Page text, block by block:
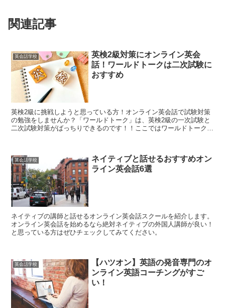
関連記事
英会話学校
英検2級対策にオンライン英会
話！ワールドトークは二次試験に
おすすめ
英検2級に挑戦しようと思っている方！オンライン英会話で試験対策
の勉強をしませんか？「ワールドトーク」は、英検2級の一次試験と
二次試験対策がばっちりできるのです！！ここではワールドトークの
英会話学校
ネイティブと話せるおすすめオン
ライン英会話6選
ネイティブの講師と話せるオンライン英会話スクールを紹介します。
オンライン英会話を始めるなら絶対ネイティブの外国人講師が良い！
と思っている方はぜひチェックしてみてください。
英会話学校
【ハツオン】英語の発音専門のオ
ンライン英語コーチングがすご
い！